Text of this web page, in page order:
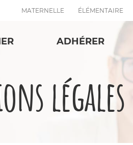
MATERNELLE ÉLÉMENTAIRE
ADHÉRER
légales